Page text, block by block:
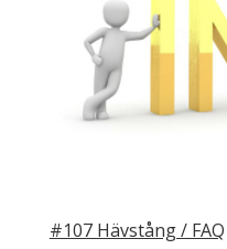
#107 Hävstång / FAQ